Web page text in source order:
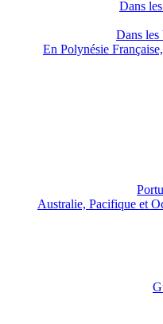
Dans
Dans les
En Polynésie
Australie, Pacifique et